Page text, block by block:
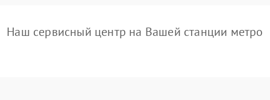
Наш сервисный центр на Вашей станции метро